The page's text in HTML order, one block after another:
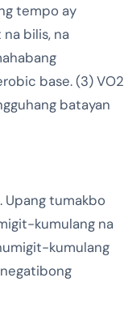
tempo ay
bilis, na
base. (3) VO2
batayan
Upang tumakbo
kumulang na
kumulang